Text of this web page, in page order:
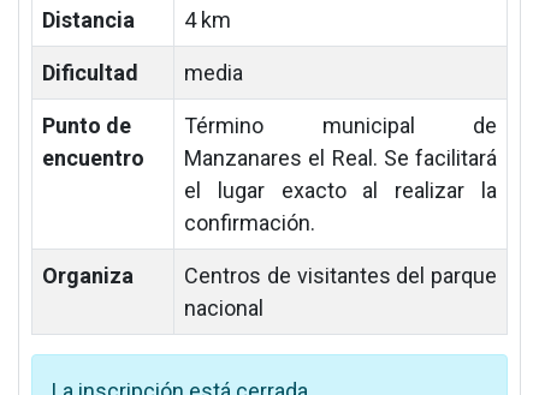
Distancia 4 km
Dificultad media
Punto de
encuentro
Término municipal de
Manzanares el Real. Se facilitará
el lugar exacto al realizar la
confirmación.
Organiza
Centros de visitantes del parque
nacional